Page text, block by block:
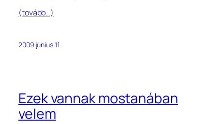
(tovább…)
2009 június 11
Ezek vannak mostanában
velem